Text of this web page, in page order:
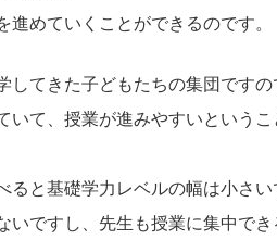
めていくことができるのです。
てきた子どもたちの集団ですの
いて、授業が進みやすいというこ
ると基礎学力レベルの幅は小さい
いですし、先生も授業に集中でき